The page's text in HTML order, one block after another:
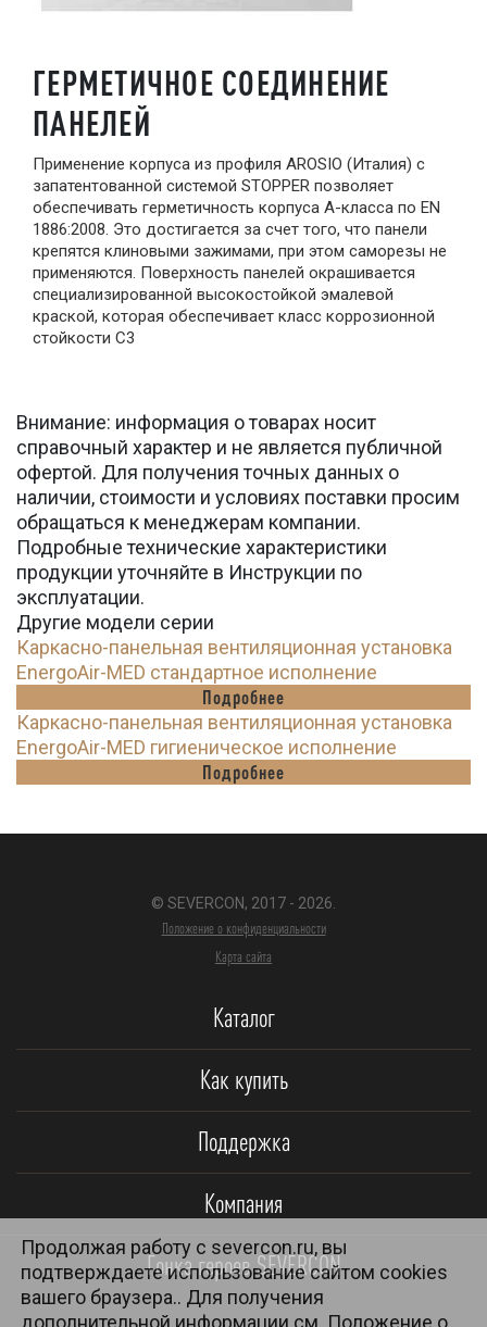
ГЕРМЕТИЧНОЕ СОЕДИНЕНИЕ
ПАНЕЛЕЙ
Применение корпуса из профиля AROSIO (Италия) с
запатентованной системой STOPPER позволяет
обеспечивать герметичность корпуса А-класса по EN
1886:2008. Это достигается за счет того, что панели
крепятся клиновыми зажимами, при этом саморезы не
применяются. Поверхность панелей окрашивается
специализированной высокостойкой эмалевой
краской, которая обеспечивает класс коррозионной
стойкости С3
Внимание: информация о товарах носит
справочный характер и не является публичной
офертой. Для получения точных данных о
наличии, стоимости и условиях поставки просим
обращаться к менеджерам компании.
Подробные технические характеристики
продукции уточняйте в Инструкции по
эксплуатации.
Другие модели серии
Каркасно-панельная вентиляционная установка
EnergoAir-MED стандартное исполнение
Подробнее
Каркасно-панельная вентиляционная установка
EnergoAir-MED гигиеническое исполнение
Подробнее
© SEVERCON, 2017 - 2026.
Положение о конфиденциальности
Карта сайта
Каталог
Как купить
Поддержка
Компания
Гонка героев SEVERCON
Продолжая работу с severcon.ru, вы
подтверждаете использование сайтом cookies
вашего браузера.. Для получения
дополнительной информации см. Положение о